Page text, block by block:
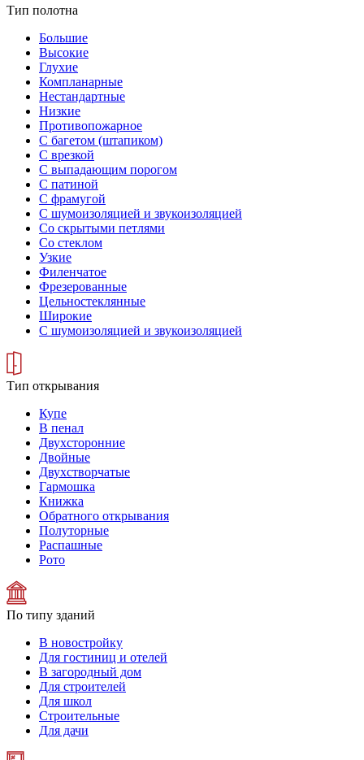
Тип полотна
Большие
Высокие
Глухие
Компланарные
Нестандартные
Низкие
Противопожарное
С багетом (штапиком)
С врезкой
С выпадающим порогом
С патиной
С фрамугой
С шумоизоляцией и звукоизоляцией
Со скрытыми петлями
Со стеклом
Узкие
Филенчатое
Фрезерованные
Цельностеклянные
Широкие
С шумоизоляцией и звукоизоляцией
Тип открывания
Купе
В пенал
Двухсторонние
Двойные
Двухстворчатые
Гармошка
Книжка
Обратного открывания
Полуторные
Распашные
Рото
По типу зданий
В новостройку
Для гостиниц и отелей
В загородный дом
Для строителей
Для школ
Строительные
Для дачи